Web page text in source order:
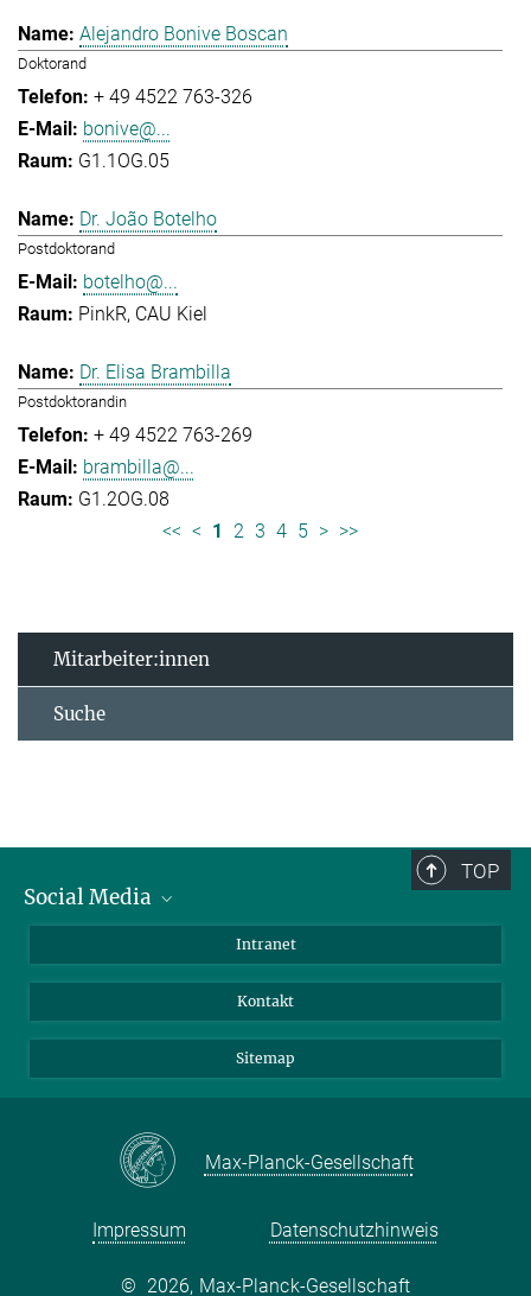
Alejandro Bonive Boscan
Doktorand
+ 49 4522 763-326
bonive@...
G1.1OG.05
Dr. João Botelho
Postdoktorand
botelho@...
PinkR, CAU Kiel
Dr. Elisa Brambilla
Postdoktorandin
+ 49 4522 763-269
brambilla@...
G1.2OG.08
<< < 1 2 3 4 5 > >>
Mitarbeiter:innen
Suche
TOP
Social Media
LinkedIn
Intranet
Kontakt
Sitemap
Max-Planck-Gesellschaft
Impressum Datenschutzhinweis
© 2026, Max-Planck-Gesellschaft